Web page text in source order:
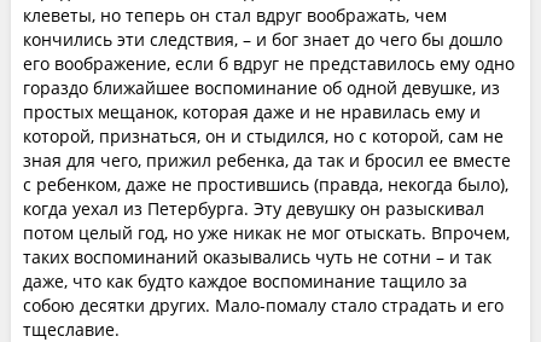
клеветы, но теперь он стал вдруг воображать, чем
кончились эти следствия, – и бог знает до чего бы дошло
его воображение, если б вдруг не представилось ему одно
гораздо ближайшее воспоминание об одной девушке, из
простых мещанок, которая даже и не нравилась ему и
которой, признаться, он и стыдился, но с которой, сам не
зная для чего, прижил ребенка, да так и бросил ее вместе
с ребенком, даже не простившись (правда, некогда было),
когда уехал из Петербурга. Эту девушку он разыскивал
потом целый год, но уже никак не мог отыскать. Впрочем,
таких воспоминаний оказывались чуть не сотни – и так
даже, что как будто каждое воспоминание тащило за
собою десятки других. Мало-помалу стало страдать и его
тщеславие.